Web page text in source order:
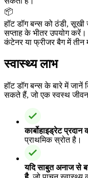
📦
हॉट डॉग बन्स को ठंडी,
सप्ताह के भीतर उपयोग
कंटेनर या फ्रीजर बैग में
स्वास्थ्य लाभ
हॉट डॉग बन्स के बारे में
सकते हैं, जो एक स्वस्थ
कार्बोहाइड्रेट प्रदान
प्राथमिक स्रोत है।
यदि साबुत अनाज से